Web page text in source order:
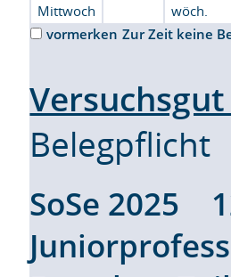
Mittwoch
wöch.
vormerken Zur Zeit keine
Belegpflicht
SoSe 2025